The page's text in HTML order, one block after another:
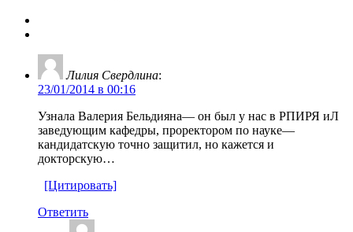
Лилия Свердлина:
23/01/2014 в 00:16
Узнала Валерия Бельдияна— он был у нас в РПИРЯ иЛ
заведующим кафедры, проректором по науке—
кандидатскую точно защитил, но кажется и
докторскую…
[Цитировать]
Ответить